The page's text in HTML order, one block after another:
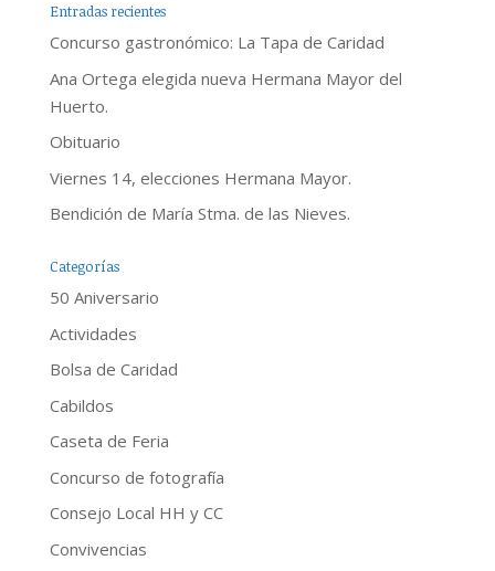
Entradas recientes
Concurso gastronómico: La Tapa de Caridad
Ana Ortega elegida nueva Hermana Mayor del
Huerto.
Obituario
Viernes 14, elecciones Hermana Mayor.
Bendición de María Stma. de las Nieves.
Categorías
50 Aniversario
Actividades
Bolsa de Caridad
Cabildos
Caseta de Feria
Concurso de fotografía
Consejo Local HH y CC
Convivencias